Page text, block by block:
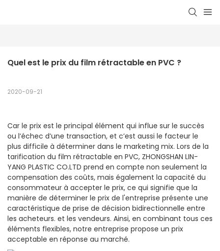
Quel est le prix du film rétractable en PVC ?
2020-09-21
Car le prix est le principal élément qui influe sur le succès
ou l’échec d’une transaction, et c’est aussi le facteur le
plus difficile à déterminer dans le marketing mix. Lors de la
tarification du film rétractable en PVC, ZHONGSHAN LIN-
YANG PLASTIC CO.LTD prend en compte non seulement la
compensation des coûts, mais également la capacité du
consommateur à accepter le prix, ce qui signifie que la
manière de déterminer le prix de l'entreprise présente une
caractéristique de prise de décision bidirectionnelle entre
les acheteurs. et les vendeurs. Ainsi, en combinant tous ces
éléments flexibles, notre entreprise propose un prix
acceptable en réponse au marché.